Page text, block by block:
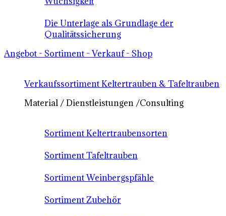
Die Unterlage als Grundlage der
Qualitätssicherung
Angebot - Sortiment - Verkauf - Shop
Verkaufssortiment Keltertrauben & Tafeltrauben
Material / Dienstleistungen /Consulting
Sortiment Keltertraubensorten
Sortiment Tafeltrauben
Sortiment Weinbergspfähle
Sortiment Zubehör